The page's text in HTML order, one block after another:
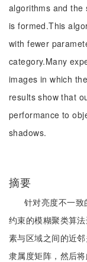
algorithms and the
is formed.This
with fewer
category.Many
images in which
results show that
performance to
shadows.
摘要
针对亮度不一
约束的模糊聚类算
素与区域之间的近
隶属度矩阵，然后